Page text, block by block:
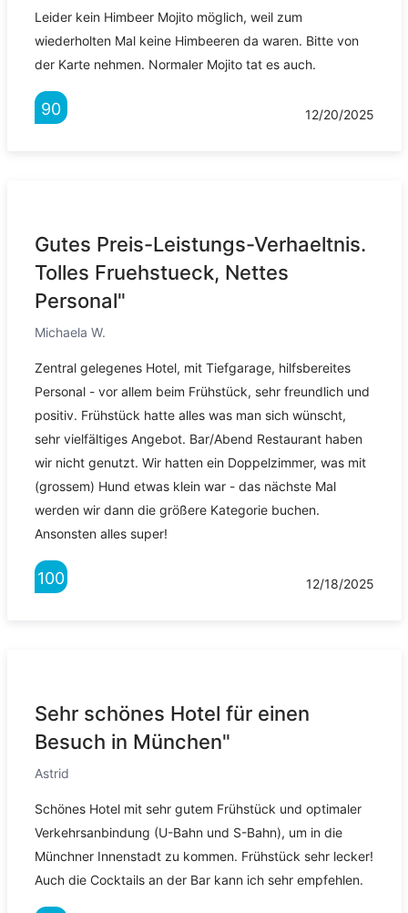
Leider kein Himbeer Mojito möglich, weil zum
wiederholten Mal keine Himbeeren da waren. Bitte von
der Karte nehmen. Normaler Mojito tat es auch.
90 12/20/2025
Gutes Preis-Leistungs-Verhaeltnis.
Tolles Fruehstueck, Nettes
Personal"
Michaela W.
Zentral gelegenes Hotel, mit Tiefgarage, hilfsbereites
Personal - vor allem beim Frühstück, sehr freundlich und
positiv. Frühstück hatte alles was man sich wünscht,
sehr vielfältiges Angebot. Bar/Abend Restaurant haben
wir nicht genutzt. Wir hatten ein Doppelzimmer, was mit
(grossem) Hund etwas klein war - das nächste Mal
werden wir dann die größere Kategorie buchen.
Ansonsten alles super!
100 12/18/2025
Sehr schönes Hotel für einen
Besuch in München"
Astrid
Schönes Hotel mit sehr gutem Frühstück und optimaler
Verkehrsanbindung (U-Bahn und S-Bahn), um in die
Münchner Innenstadt zu kommen. Frühstück sehr lecker!
Auch die Cocktails an der Bar kann ich sehr empfehlen.